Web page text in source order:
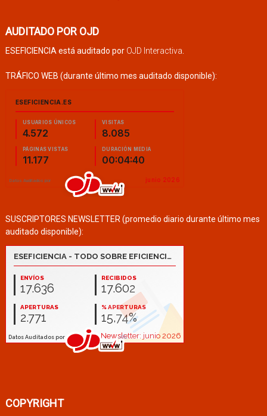
AUDITADO POR OJD
ESEFICIENCIA está auditado por OJD Interactiva
TRÁFICO WEB (durante último mes auditado disponible):
SUSCRIPTORES NEWSLETTER (promedio diario durante último mes
auditado disponible):
COPYRIGHT